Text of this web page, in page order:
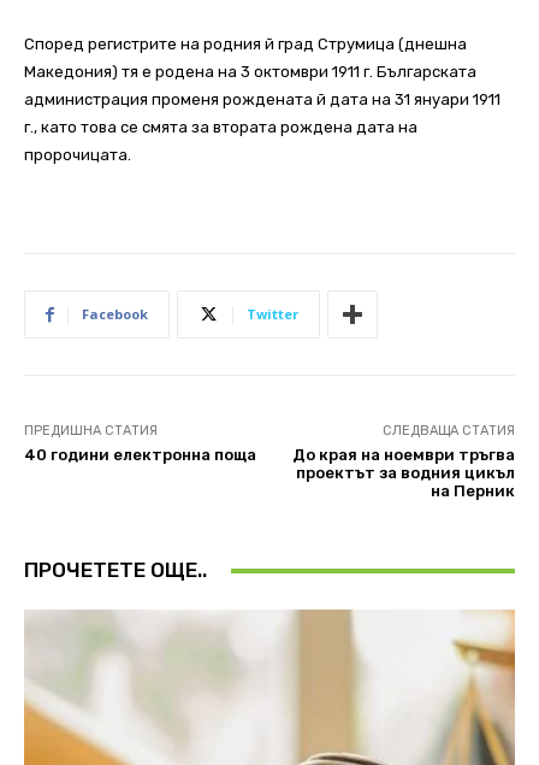
Според регистрите на родния й град Струмица (днешна
Македония) тя е родена на 3 октомври 1911 г. Българската
администрация променя рождената й дата на 31 януари 1911
г., като това се смята за втората рождена дата на
пророчицата.
Facebook Twitter
ПРЕДИШНА СТАТИЯ
40 години електронна поща
СЛЕДВАЩА СТАТИЯ
До края на ноември тръгва
проектът за водния цикъл
на Перник
ПРОЧЕТЕТЕ ОЩЕ..